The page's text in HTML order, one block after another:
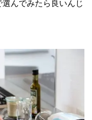
んでみたら良いんじ